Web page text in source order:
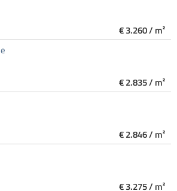
€ 3.260 / m²
€ 2.835 / m²
€ 2.846 / m²
€ 3.275 / m²